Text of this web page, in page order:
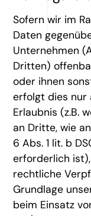
Sofern wir im
Daten
Unternehmen
Dritten)
oder ihnen
erfolgt dies nur
Erlaubnis (z.B.
an Dritte, wie
6 Abs. 1 lit. b
erforderlich
rechtliche
Grundlage
beim Einsatz